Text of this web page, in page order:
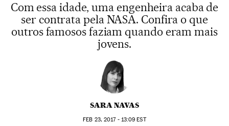
Com essa idade, uma engenheira acaba de
ser contrata pela NASA. Confira o que
outros famosos faziam quando eram mais
jovens.
SARA NAVAS
FEB 23, 2017 - 13:09 EST